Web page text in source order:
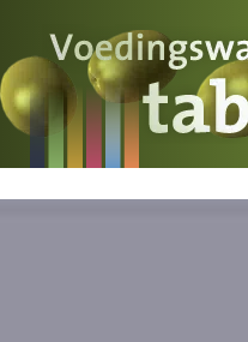
Voedingswaarde
Wat is wat?